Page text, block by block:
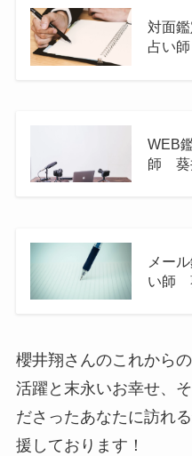
対面
占い
WEB
師 葵
メー
い師
櫻井翔さんのこれから
活躍と末永いお幸せ、
ださったあなたに訪れ
援しております！